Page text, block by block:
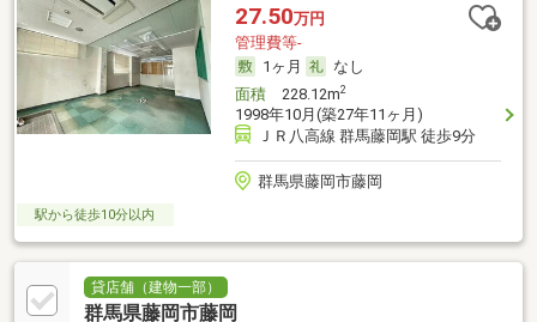
27.50万円
管理費等-
1ヶ月
なし
面積228.12m2
1998年10月(築27年11ヶ月)
ＪＲ八高線 群馬藤岡駅 徒歩9分
群馬県藤岡市藤岡
駅から徒歩10分以内
貸店舗（建物一部）
群馬県藤岡市藤岡